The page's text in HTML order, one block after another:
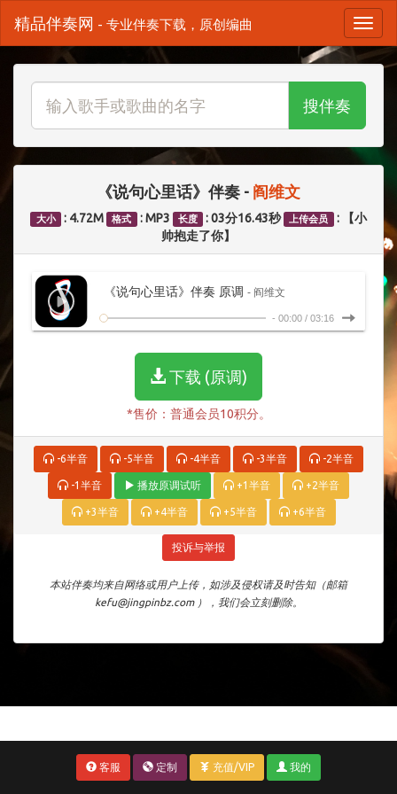
精品伴奏网 - 专业伴奏下载，原创编曲
搜伴奏
《说句心里话》伴奏 - 阎维文
大小 : 4.72M 格式 : MP3 长度 : 03分16.43秒 上传会员
: 【小
帅抱走了你】
《说句心里话》伴奏 原调 - 阎维文
- 00:00 / 03:16
下载 (原调)
*售价：普通会员10积分。
-6半音 -5半音 -4半音 -3半音 -2半音
-1半音 播放原调试听 +1半音 +2半音
+3半音 +4半音 +5半音 +6半音
投诉与举报
本站伴奏均来自网络或用户上传，如涉及侵权请及时告知（邮箱
kefu@jingpinbz.com ），我们会立刻删除。
客服 定制 充值/VIP 我的